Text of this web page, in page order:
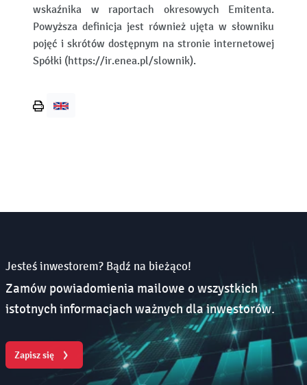
wskaźnika w raportach okresowych Emitenta.
Powyższa definicja jest również ujęta w słowniku
pojęć i skrótów dostępnym na stronie internetowej
Spółki (https://ir.enea.pl/slownik).
Jesteś inwestorem? Bądź na bieżąco!
Zamów powiadomienia mailowe o wszystkich
istotnych informacjach ważnych dla inwestorów.
Zapisz się